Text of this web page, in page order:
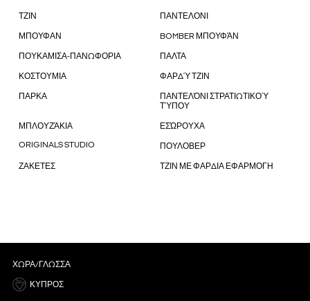
ΤΖΙΝ ΠΑΝΤΕΛΟΝΙ
ΜΠΟΥΦΑΝ BOMBER ΜΠΟΥΦΆΝ
ΠΟΥΚΑΜΙΣΑ-ΠΑΝΩΦΟΡΙΑ ΠΑΛΤΑ
ΚΟΣΤΟΥΜΙΑ ΦΑΡΔΎ ΤΖΙΝ
ΠΑΡΚΑ
ΠΑΝΤΕΛΌΝΙ ΣΤΡΑΤΙΩΤΙΚΟΎ
ΤΎΠΟΥ
ΜΠΛΟΥΖΆΚΙΑ ΕΣΏΡΟΥΧΑ
ORIGINALS STUDIO ΠΟΥΛΟΒΕΡ
ΖΑΚΕΤΕΣ ΤΖΙΝ ΜΕ ΦΑΡΔΙΑ ΕΦΑΡΜΟΓΗ
ΧΏΡΑ/ΓΛΏΣΣΑ
ΚΎΠΡΟΣ